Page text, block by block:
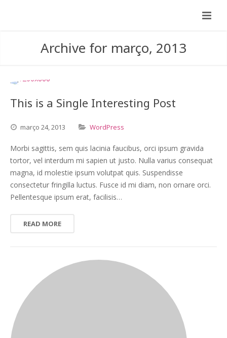
Archive for março, 2013
This is a Single Interesting Post
março 24,2013 WordPress
Morbi sagittis, sem quis lacinia faucibus, orci ipsum gravida
tortor, vel interdum mi sapien ut justo. Nulla varius consequat
magna, id molestie ipsum volutpat quis. Suspendisse
consectetur fringilla luctus. Fusce id mi diam, non ornare orci.
Pellentesque ipsum erat, facilisis…
READ MORE